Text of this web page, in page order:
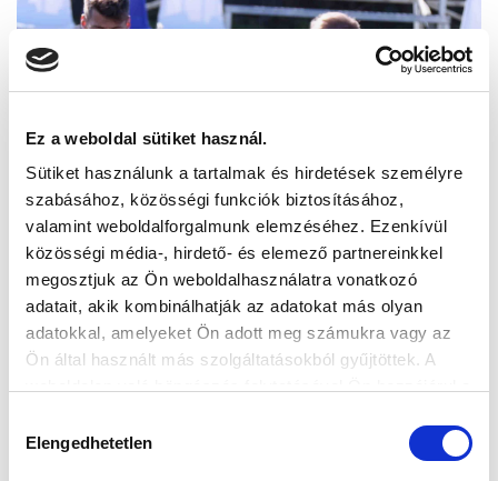
Ez a weboldal sütiket használ.
Sütiket használunk a tartalmak és hirdetések személyre
szabásához, közösségi funkciók biztosításához,
valamint weboldalforgalmunk elemzéséhez. Ezenkívül
közösségi média-, hirdető- és elemező partnereinkkel
megosztjuk az Ön weboldalhasználatra vonatkozó
adatait, akik kombinálhatják az adatokat más olyan
adatokkal, amelyeket Ön adott meg számukra vagy az
Ön által használt más szolgáltatásokból gyűjtöttek. A
kiválasztása
Elengedhetetlen